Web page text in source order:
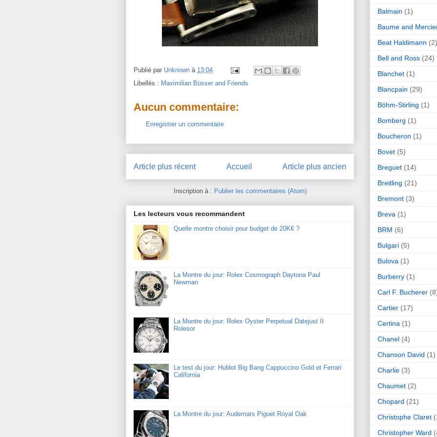
Publié par Unknown à 13:04
Libellés : Maximilian Büsser and Friends
Aucun commentaire:
Enregistrer un commentaire
Article plus récent Article plus ancien
Accueil
Inscription à : Publier les commentaires (Atom)
Les lecteurs vous recommandent
Quelle montre choisir pour budget de 20K€ ?
La Montre du jour: Rolex Cosmograph Daytona Paul
Newman
La Montre du jour: Rolex Oyster Perpetual Datejust II
Rolesor
Le test du jour: Hublot Big Bang Cappuccino Gold et Ferrari
California
La Montre du jour: Audemars Piguet Royal Oak
Balmain (1)
Baume and
Beat Haldimann (2)
Bell and Ross (24)
Blanchet (1)
Blancpain (29)
Böhm-Stirling (1)
Bomberg (1)
Boucheron (1)
Bovet (5)
Breguet (14)
Breitling (21)
Bremont (3)
Breva (1)
BRM (6)
Bulgari (5)
Bulova (1)
Burberry (1)
Carl F. Bucherer
Cartier (17)
Certina (1)
Chanel (4)
Chanson David (1)
Charlie (3)
Chaumet (2)
Chopard (21)
Christophe Claret
Christopher Ward